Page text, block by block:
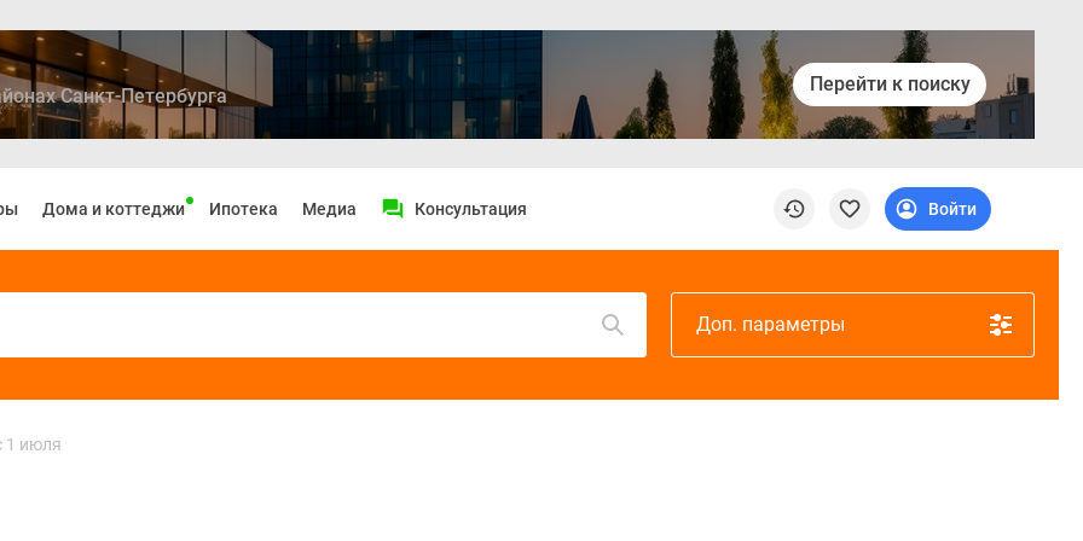
Санкт-Петербурга
Перейти к поиску
Дома и коттеджи Ипотека Медиа Консультация Войти
Доп. параметры
1 июля